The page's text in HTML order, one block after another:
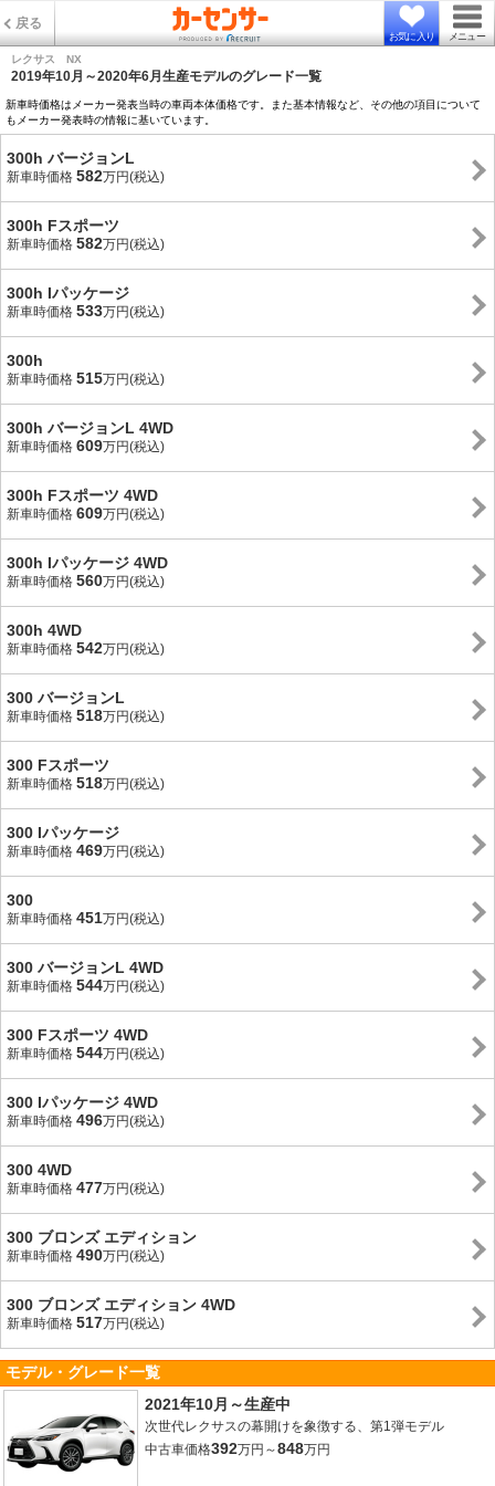
戻る
お気に入り メニュー
レクサス NX
2019年10月～2020年6月生産モデルのグレード一覧
新車時価格はメーカー発表当時の車両本体価格です。また基本情報など、その他の項目について
もメーカー発表時の情報に基いています。
300h バージョンL
新車時価格 582万円(税込)
300h Fスポーツ
新車時価格 582万円(税込)
300h Iパッケージ
新車時価格 533万円(税込)
300h
新車時価格 515万円(税込)
300h バージョンL 4WD
新車時価格 609万円(税込)
300h Fスポーツ 4WD
新車時価格 609万円(税込)
300h Iパッケージ 4WD
新車時価格 560万円(税込)
300h 4WD
新車時価格 542万円(税込)
300 バージョンL
新車時価格 518万円(税込)
300 Fスポーツ
新車時価格 518万円(税込)
300 Iパッケージ
新車時価格 469万円(税込)
300
新車時価格 451万円(税込)
300 バージョンL 4WD
新車時価格 544万円(税込)
300 Fスポーツ 4WD
新車時価格 544万円(税込)
300 Iパッケージ 4WD
新車時価格 496万円(税込)
300 4WD
新車時価格 477万円(税込)
300 ブロンズ エディション
新車時価格 490万円(税込)
300 ブロンズ エディション 4WD
新車時価格 517万円(税込)
モデル・グレード一覧
2021年10月～生産中
次世代レクサスの幕開けを象徴する、第1弾モデル
中古車価格392万円～848万円